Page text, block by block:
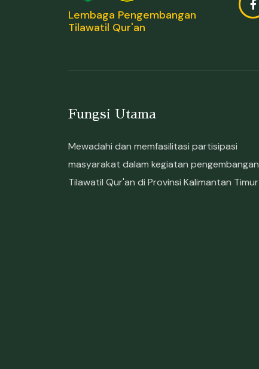
Lembaga Pengembangan
Tilawatil Qur'an
Fungsi Utama
Mewadahi dan memfasilitasi partisipasi
masyarakat dalam kegiatan pengembangan
Tilawatil Qur'an di Provinsi Kalimantan Timur